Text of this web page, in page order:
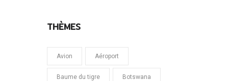
THÈMES
Avion Aéroport
Baume du tigre Botswana